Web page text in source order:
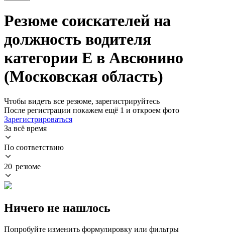
Резюме соискателей на
должность водителя
категории E в Авсюнино
(Московская область)
Чтобы видеть все резюме, зарегистрируйтесь
После регистрации покажем ещё 1 и откроем фото
Зарегистрироваться
За всё время
По соответствию
20 резюме
Ничего не нашлось
Попробуйте изменить формулировку или фильтры